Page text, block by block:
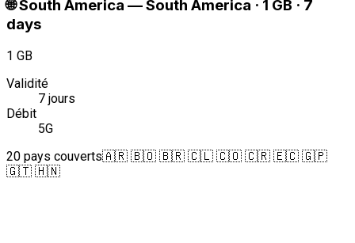
🌐South America —South America · 1 GB · 7
days
1 GB
Validité
7 jours
Débit
5G
20 pays couverts🇦🇷 🇧🇴 🇧🇷 🇨🇱 🇨🇴 🇨🇷 🇪🇨 🇬🇵
🇬🇹 🇭🇳